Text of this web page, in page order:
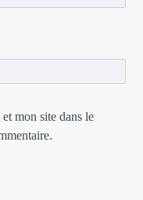
mon site dans le